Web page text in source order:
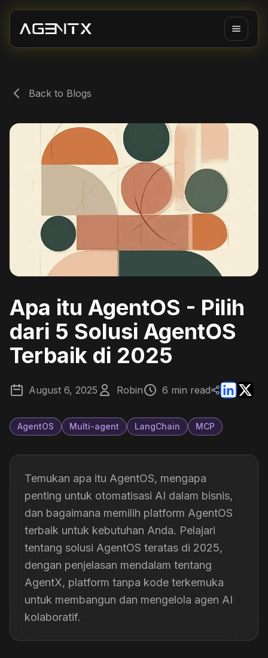
Back to Blogs
Apa itu AgentOS - Pilih
dari 5 Solusi AgentOS
Terbaik di 2025
August 6, 2025 Robin 6 min read
AgentOS Multi-agent LangChain MCP
Temukan apa itu AgentOS, mengapa
penting untuk otomatisasi AI dalam bisnis,
dan bagaimana memilih platform AgentOS
terbaik untuk kebutuhan Anda. Pelajari
tentang solusi AgentOS teratas di 2025,
dengan penjelasan mendalam tentang
AgentX, platform tanpa kode terkemuka
untuk membangun dan mengelola agen AI
kolaboratif.